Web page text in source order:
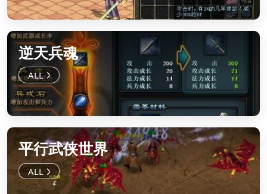
逆天兵魂
平行武侠世界